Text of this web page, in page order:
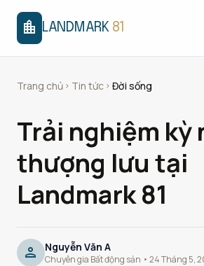
location_city LANDMARK 81
Trang chủ chevron_right Tin tức chevron_right Đời sống
Trải nghiệm kỳ
thượng lưu tại
Landmark 81
person Nguyễn Văn A
Chuyên gia Bất động sản • 24 Tháng 5,